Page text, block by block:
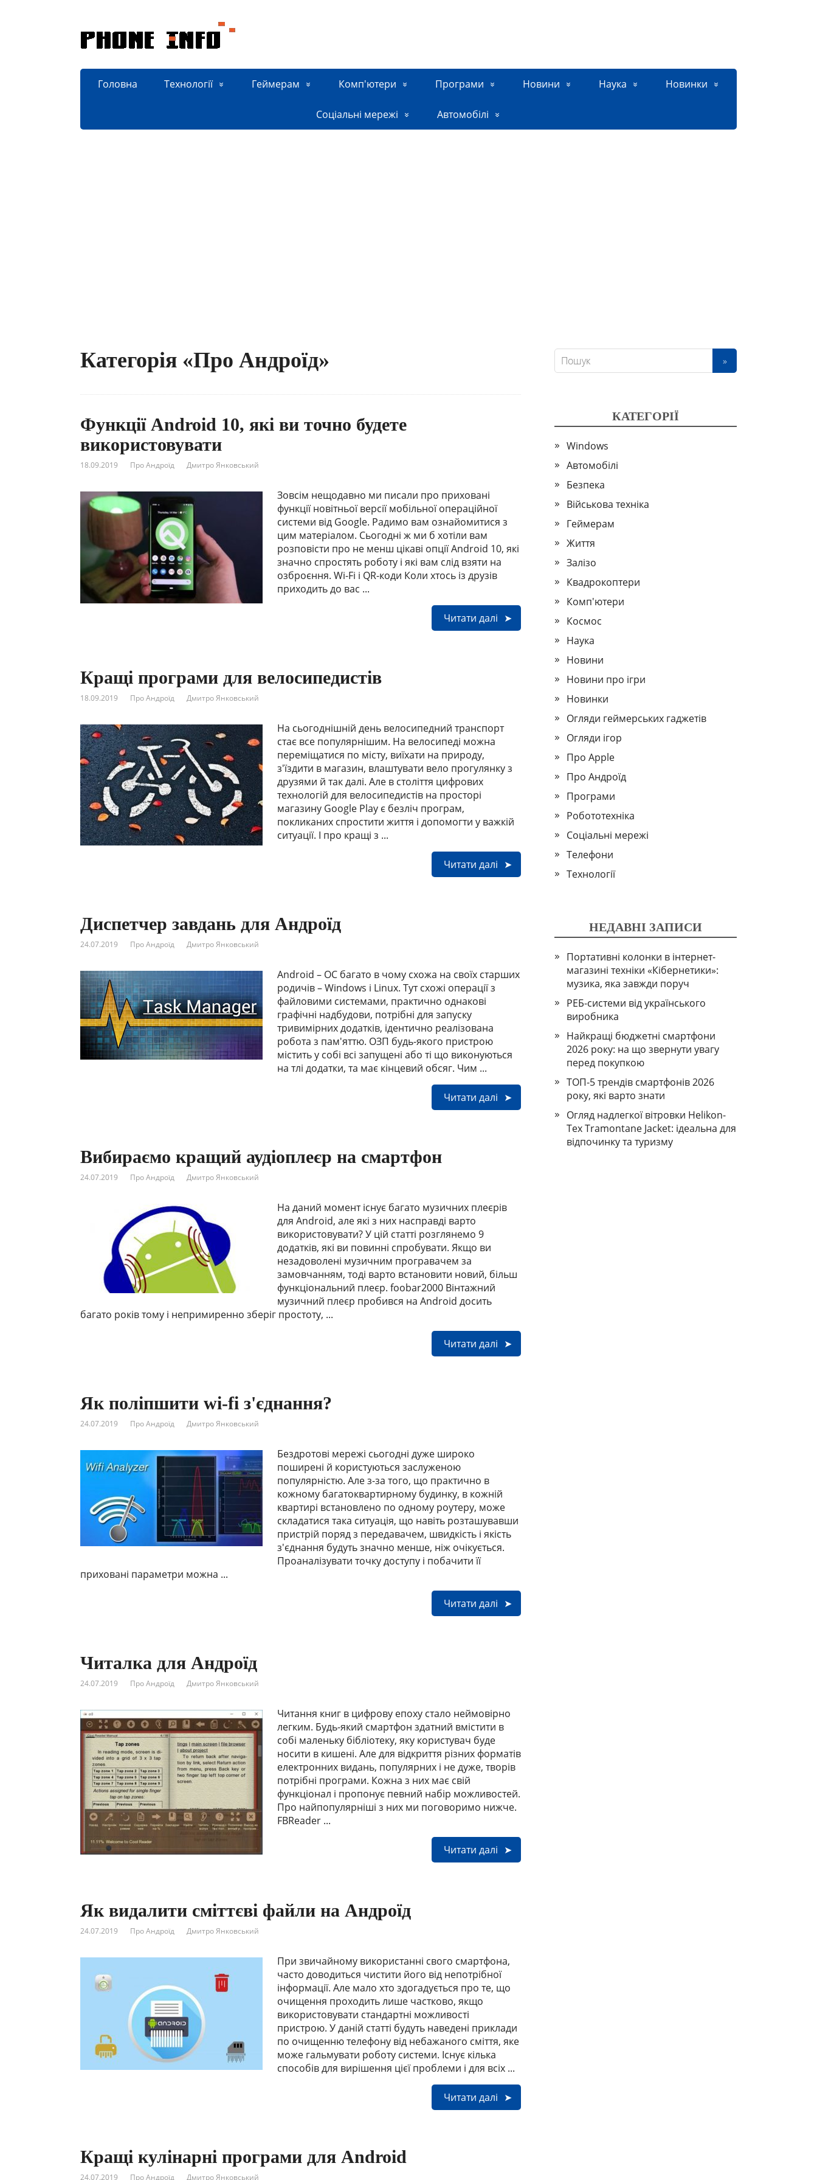
Головна Технології Геймерам Комп'ютери Програми Новини Наука Новинки
Соціальні мережі Автомобілі
Категорія «Про Андроїд»
Функції Android 10, які ви точно будете
використовувати
18.09.2019 Про Андроїд Дмитро Янковський
Зовсім нещодавно ми писали про приховані
функції новітньої версії мобільної операційної
системи від Google. Радимо вам ознайомитися з
цим матеріалом. Сьогодні ж ми б хотіли вам
розповісти про не менш цікаві опції Android 10, які
значно спростять роботу і які вам слід взяти на
озброєння. Wi-Fi і QR-коди Коли хтось із друзів
приходить до вас ...
Читати далі
Кращі програми для велосипедистів
18.09.2019 Про Андроїд Дмитро Янковський
На сьогоднішній день велосипедний транспорт
стає все популярнішим. На велосипеді можна
переміщатися по місту, виїхати на природу,
з'їздити в магазин, влаштувати вело прогулянку з
друзями й так далі. Але в століття цифрових
технологій для велосипедистів на просторі
магазину Google Play є безліч програм,
покликаних спростити життя і допомогти у важкій
ситуації. І про кращі з ...
Читати далі
Диспетчер завдань для Андроїд
24.07.2019 Про Андроїд Дмитро Янковський
Android – ОС багато в чому схожа на своїх старших
родичів – Windows і Linux. Тут схожі операції з
файловими системами, практично однакові
графічні надбудови, потрібні для запуску
тривимірних додатків, ідентично реалізована
робота з пам'яттю. ОЗП будь-якого пристрою
містить у собі всі запущені або ті що виконуються
на тлі додатки, та має кінцевий обсяг. Чим ...
Читати далі
Вибираємо кращий аудіоплеєр на смартфон
24.07.2019 Про Андроїд Дмитро Янковський
На даний момент існує багато музичних плеєрів
для Android, але які з них насправді варто
використовувати? У цій статті розглянемо 9
додатків, які ви повинні спробувати. Якщо ви
незадоволені музичним програвачем за
замовчанням, тоді варто встановити новий, більш
функціональний плеєр. foobar2000 Вінтажний
музичний плеєр пробився на Android досить
багато років тому і непримиренно зберіг простоту, ...
Читати далі
Як поліпшити wi-fi з'єднання?
24.07.2019 Про Андроїд Дмитро Янковський
Бездротові мережі сьогодні дуже широко
поширені й користуються заслуженою
популярністю. Але з-за того, що практично в
кожному багатоквартирному будинку, в кожній
квартирі встановлено по одному роутеру, може
складатися така ситуація, що навіть розташувавши
пристрій поряд з передавачем, швидкість і якість
з'єднання будуть значно менше, ніж очікується.
Проаналізувати точку доступу і побачити її
приховані параметри можна ...
Читати далі
Читалка для Андроїд
24.07.2019 Про Андроїд Дмитро Янковський
Читання книг в цифрову епоху стало неймовірно
легким. Будь-який смартфон здатний вмістити в
собі маленьку бібліотеку, яку користувач буде
носити в кишені. Але для відкриття різних форматів
електронних видань, популярних і не дуже, творів
потрібні програми. Кожна з них має свій
функціонал і пропонує певний набір можливостей.
Про найпопулярніші з них ми поговоримо нижче.
FBReader ...
Читати далі
Як видалити сміттєві файли на Андроїд
24.07.2019 Про Андроїд Дмитро Янковський
При звичайному використанні свого смартфона,
часто доводиться чистити його від непотрібної
інформації. Але мало хто здогадується про те, що
очищення проходить лише частково, якщо
використовувати стандартні можливості
пристрою. У даній статті будуть наведені приклади
по очищенню телефону від небажаного сміття, яке
може гальмувати роботу системи. Існує кілька
способів для вирішення цієї проблеми і для всіх ...
Читати далі
Кращі кулінарні програми для Android
24.07.2019 Про Андроїд Дмитро Янковський
КАТЕГОРІЇ
Windows
Автомобілі
Безпека
Військова техніка
Геймерам
Життя
Залізо
Квадрокоптери
Комп'ютери
Космос
Наука
Новини
Новини про ігри
Новинки
Огляди геймерських гаджетів
Огляди ігор
Про Apple
Про Андроїд
Програми
Робототехніка
Соціальні мережі
Телефони
Технології
НЕДАВНІ ЗАПИСИ
Портативні колонки в інтернет-
магазині техніки «Кібернетики»:
музика, яка завжди поруч
РЕБ-системи від українського
виробника
Найкращі бюджетні смартфони
2026 року: на що звернути увагу
перед покупкою
ТОП-5 трендів смартфонів 2026
року, які варто знати
Огляд надлегкої вітровки Helikon-
Tex Tramontane Jacket: ідеальна для
відпочинку та туризму